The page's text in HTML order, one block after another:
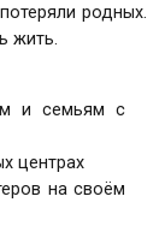
родных.
жить.
и семьям с
центрах
на своём